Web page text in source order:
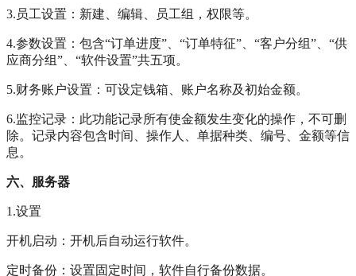
3.员工设置：新建、编辑、员工组，权限等。
4.参数设置：包含“订单进度”、“订单特征”、“客户分组”、“供
应商分组”、“软件设置”共五项。
5.财务账户设置：可设定钱箱、账户名称及初始金额。
6.监控记录：此功能记录所有使金额发生变化的操作，不可删
除。记录内容包含时间、操作人、单据种类、编号、金额等信
息。
六、服务器
1.设置
开机启动：开机后自动运行软件。
定时备份：设置固定时间，软件自行备份数据。